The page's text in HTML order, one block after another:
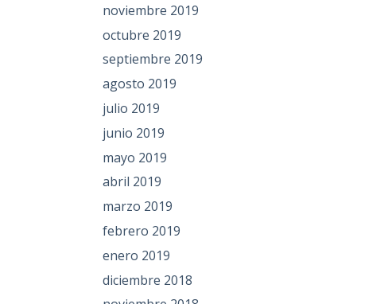
noviembre 2019
octubre 2019
septiembre 2019
agosto 2019
julio 2019
junio 2019
mayo 2019
abril 2019
marzo 2019
febrero 2019
enero 2019
diciembre 2018